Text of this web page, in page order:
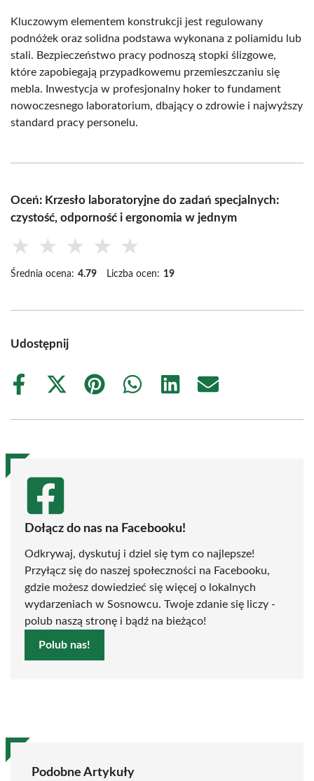
Kluczowym elementem konstrukcji jest regulowany
podnóżek oraz solidna podstawa wykonana z poliamidu lub
stali. Bezpieczeństwo pracy podnoszą stopki ślizgowe,
które zapobiegają przypadkowemu przemieszczaniu się
mebla. Inwestycja w profesjonalny hoker to fundament
nowoczesnego laboratorium, dbający o zdrowie i najwyższy
standard pracy personelu.
Oceń: Krzesło laboratoryjne do zadań specjalnych:
czystość, odporność i ergonomia w jednym
★ ★ ★ ★ ★
Średnia ocena: 4.79 Liczba ocen: 19
Udostępnij
Share
Share
(Twitter)
Share
Share
Share
Share
Dołącz do nas na Facebooku!
Odkrywaj, dyskutuj i dziel się tym co najlepsze!
Przyłącz się do naszej społeczności na Facebooku,
gdzie możesz dowiedzieć się więcej o lokalnych
wydarzeniach w Sosnowcu. Twoje zdanie się liczy -
polub naszą stronę i bądź na bieżąco!
Polub nas!
Podobne Artykuły